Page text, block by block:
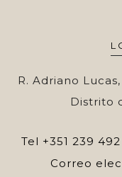
R. Adriano
Distrito
Tel +351 239
Correo